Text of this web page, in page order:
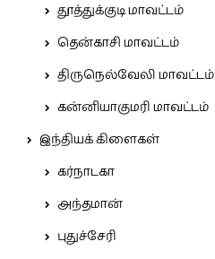
தூத்துக்குடி மாவட்டம்
தென்காசி மாவட்டம்
திருநெல்வேலி மாவட்டம்
கன்னியாகுமரி மாவட்டம்
இந்தியக் கிளைகள்
கர்நாடகா
அந்தமான்
புதுச்சேரி